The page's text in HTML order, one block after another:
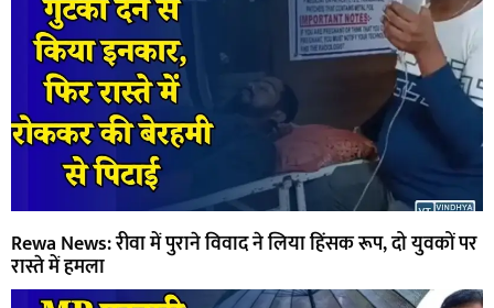
Rewa News: रीवा में पुराने विवाद ने लिया हिंसक रूप, दो युवकों पर
रास्ते में हमला